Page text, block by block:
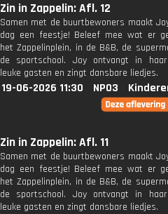
Zin in Zappelin: Afl. 12
Samen met de buurtbewoners maakt
dag een feestje! Beleef mee wat er
het Zappelinplein, in de B&B, de
de sportschool. Joy ontvangt in
leuke gasten en zingt dansbare liedjes.
19-06-2026 11:30 NPO3
Zin in Zappelin: Afl. 11
Samen met de buurtbewoners maakt
dag een feestje! Beleef mee wat er
het Zappelinplein, in de B&B, de
de sportschool. Joy ontvangt in
leuke gasten en zingt dansbare liedjes.